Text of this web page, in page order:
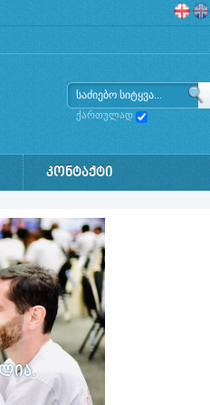
ქართულად
ᲙᲝᲜᲢᲐᲥᲢᲘ